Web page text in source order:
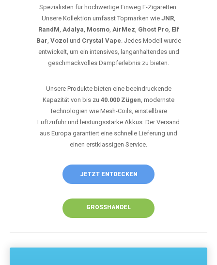
Spezialisten für hochwertige Einweg E-Zigaretten.
Unsere Kollektion umfasst Topmarken wie JNR,
RandM, Adalya, Mosmo, AirMez, Ghost Pro, Elf
Bar, Vozol und Crystal Vape. Jedes Modell wurde
entwickelt, um ein intensives, langanhaltendes und
geschmackvolles Dampferlebnis zu bieten.
Unsere Produkte bieten eine beeindruckende
Kapazität von bis zu 40.000 Zügen, modernste
Technologien wie Mesh-Coils, einstellbare
Luftzufuhr und leistungsstarke Akkus. Der Versand
aus Europa garantiert eine schnelle Lieferung und
einen erstklassigen Service.
JETZT ENTDECKEN
GROSSHANDEL